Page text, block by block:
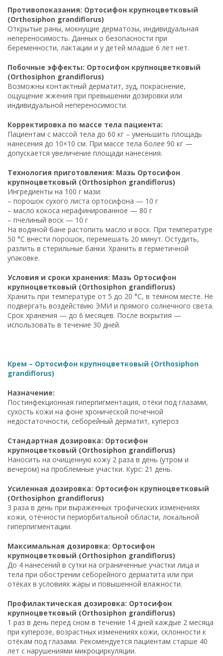
Противопоказания: Ортосифон крупноцветковый
(Orthosiphon grandiflorus)
Открытые раны, мокнущие дерматозы, индивидуальная
непереносимость. Данных о безопасности при
беременности, лактации и у детей младше 6 лет нет.
Побочные эффекты: Ортосифон крупноцветковый
(Orthosiphon grandiflorus)
Возможны контактный дерматит, зуд, покраснение,
ощущение жжения при превышении дозировки или
индивидуальной непереносимости.
Корректировка по массе тела пациента:
Пациентам с массой тела до 60 кг – уменьшить площадь
нанесения до 10×10 см. При массе тела более 90 кг —
допускается увеличение площади нанесения.
Технология приготовления: Мазь Ортосифон
крупноцветковый (Orthosiphon grandiflorus)
Ингредиенты на 100 г мази:
– порошок сухого листа ортосифона — 10 г
– масло кокоса нерафинированное — 80 г
– пчелиный воск — 10 г
На водяной бане растопить масло и воск. При температуре
50 °C внести порошок, перемешать 20 минут. Остудить,
разлить в стерильные банки. Хранить в герметичной
упаковке.
Условия и сроки хранения: Мазь Ортосифон
крупноцветковый (Orthosiphon grandiflorus)
Хранить при температуре от 5 до 20 °C, в тёмном месте. Не
подвергать воздействию ЭМИ и прямого солнечного света.
Срок хранения — до 6 месяцев. После вскрытия —
использовать в течение 30 дней.
Крем – Ортосифон крупноцветковый (Orthosiphon
grandiflorus)
Назначение:
Постинфекционная гиперпигментация, отёки под глазами,
сухость кожи на фоне хронической почечной
недостаточности, себорейный дерматит, купероз
Стандартная дозировка: Ортосифон
крупноцветковый (Orthosiphon grandiflorus)
Наносить на очищенную кожу 2 раза в день (утром и
вечером) на проблемные участки. Курс: 21 день.
Усиленная дозировка: Ортосифон крупноцветковый
(Orthosiphon grandiflorus)
3 раза в день при выраженных трофических изменениях
кожи, отёчности периорбитальной области, локальной
гиперпигментации.
Максимальная дозировка: Ортосифон
крупноцветковый (Orthosiphon grandiflorus)
До 4 нанесений в сутки на ограниченные участки лица и
тела при обострении себорейного дерматита или при
отёках в условиях жары и повышенной влажности.
Профилактическая дозировка: Ортосифон
крупноцветковый (Orthosiphon grandiflorus)
1 раз в день перед сном в течение 14 дней каждые 2 месяца
при куперозе, возрастных изменениях кожи, склонности к
отёкам под глазами. Рекомендуется пациентам старше 40
лет с нарушениями микроциркуляции.